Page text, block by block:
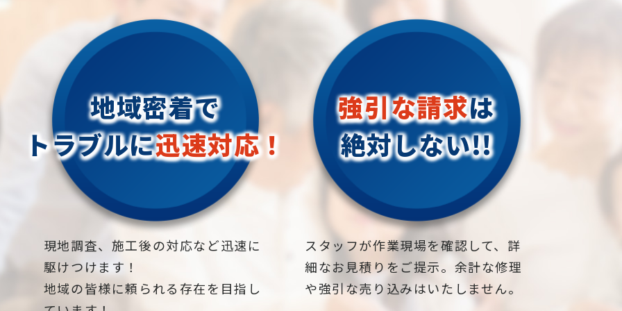
地域密着で
トラブルに迅速対応！
現地調査、施工後の対応など迅速に
駆けつけます！
地域の皆様に頼られる存在を目指し
強引な請求は
絶対しない!!
スタッフが作業現場を確認して、詳
細なお見積りをご提示。余計な修理
や強引な売り込みはいたしません。